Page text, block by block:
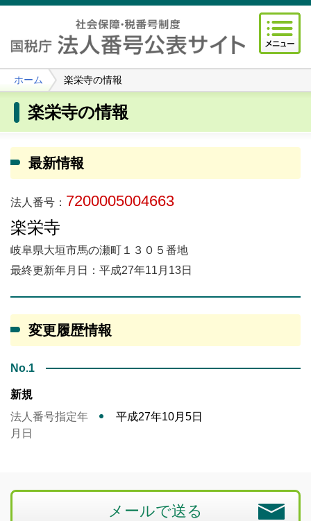
ホーム 楽栄寺の情報
楽栄寺の情報
最新情報
法人番号： 7200005004663
楽栄寺
岐阜県大垣市馬の瀬町１３０５番地
最終更新年月日：平成27年11月13日
変更履歴情報
No.1
新規
法人番号指定年
月日
平成27年10月5日
メールで送る